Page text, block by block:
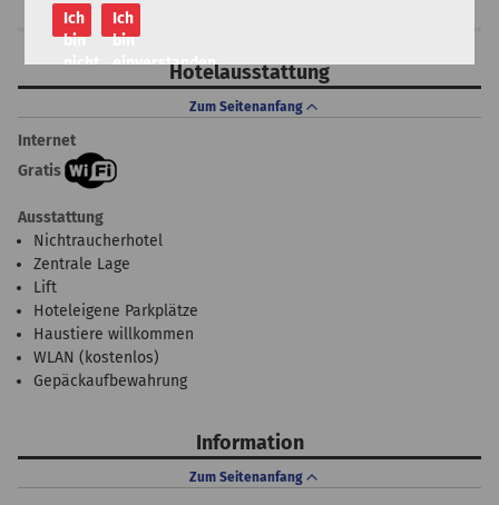
Hotelausstattung
Zum Seitenanfang
Internet
Gratis
Ausstattung
Nichtraucherhotel
Zentrale Lage
Lift
Hoteleigene Parkplätze
Haustiere willkommen
WLAN (kostenlos)
Gepäckaufbewahrung
Information
Zum Seitenanfang
Ich
bin
nicht
einverstanden
Ich
bin
einverstanden